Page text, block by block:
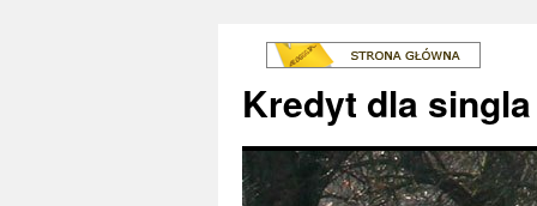
Kredyt dla singla